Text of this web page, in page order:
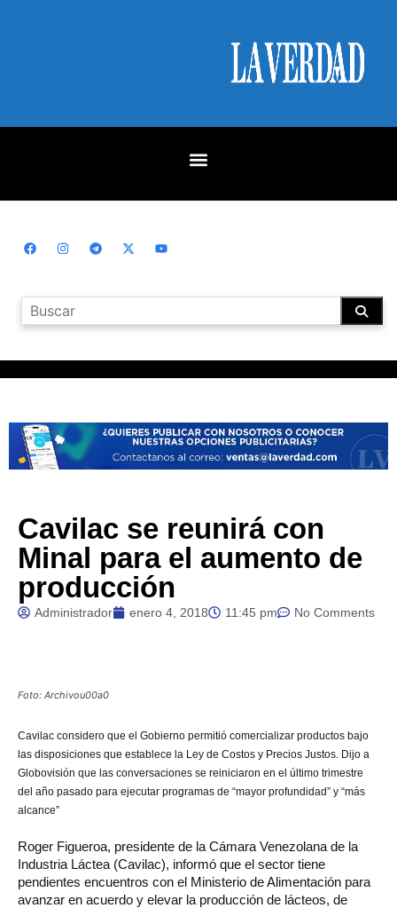
Cavilac se reunirá con
Minal para el aumento de
producción
Administrador enero 4, 2018 11:45 pm No Comments
Foto: Archivou00a0
Cavilac considero que el Gobierno permitió comercializar productos bajo
las disposiciones que establece la Ley de Costos y Precios Justos. Dijo a
Globovisión que las conversaciones se reiniciaron en el último trimestre
del año pasado para ejecutar programas de “mayor profundidad” y “más
alcance”
Roger Figueroa, presidente de la Cámara Venezolana de la
Industria Láctea (Cavilac), informó que el sector tiene
pendientes encuentros con el Ministerio de Alimentación para
avanzar en acuerdo y elevar la producción de lácteos, de